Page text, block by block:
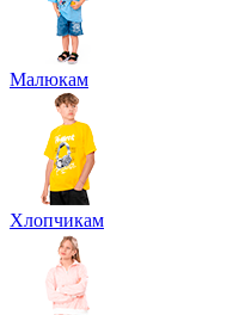
Малюкам
Хлопчикам